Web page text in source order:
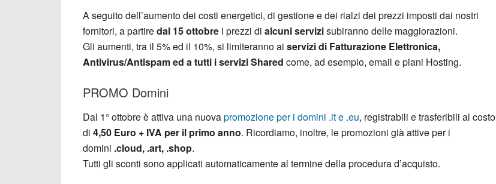
A seguito dell’aumento dei costi energetici, di gestione e dei rialzi dei prezzi imposti dai nostri
fornitori, a partiredal 15 ottobre i prezzi di alcuni servizisubiranno delle maggiorazioni.
Gli aumenti, tra il 5% ed il 10%, si limiteranno ai servizi di Fatturazione Elettronica,
Antivirus/Antispam ed a tutti i servizi Shared come, ad esempio, email e piani Hosting.
PROMO Domini
Dal 1° ottobre è attiva una nuovapromozione per i domini .it e .eu, registrabili e trasferibili al costo
di 4,50 Euro + IVA per il primo anno. Ricordiamo, inoltre, le promozioni già attive per i
domini .cloud, .art, .shop.
Tutti gli sconti sono applicati automaticamente al termine della procedura d’acquisto.